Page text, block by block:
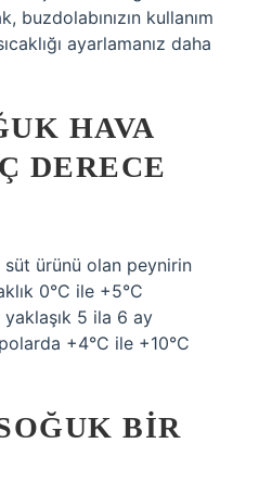
buzdolabınızın kullanım
ayarlamanız daha
HAVA
DERECE
ürünü olan peynirin
0°C ile +5°C
yaklaşık 5 ila 6 ay
+4°C ile +10°C
BIR